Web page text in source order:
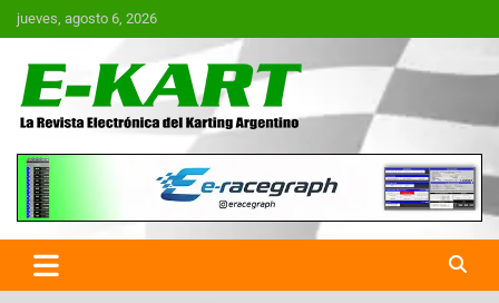
Saltar
al
jueves, agosto 6, 2026
E-Kart.com.ar | La Revista
Electrónica del Karting en
Argentina